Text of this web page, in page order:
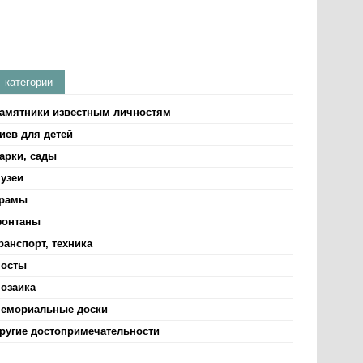
категории
известным личностям
для детей
сады
техника
доски
достопримечательности